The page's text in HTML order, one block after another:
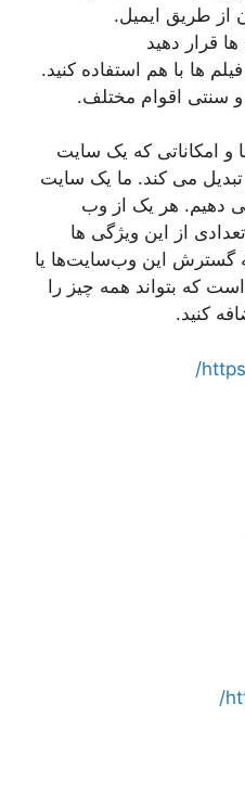
از طریق ایمیل.
قرار دهید
ها با هم استفاده کنید.
و سنتی اقوام مختلف.
و امکاناتی که یک سایت
می کند. ما یک سایت
می دهیم. هر یک از وب
از این ویژگی ها
گسترش این وب‌سایت‌ها یا
که بتواند همه چیز را
کنید.